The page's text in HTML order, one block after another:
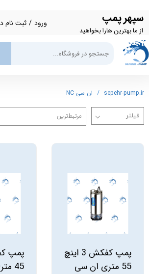
سپهر پمپ
از ما بهترین هارا بخواهید
ورود / ثبت نام
حساب کاربری من
تغییر گذر واژه
سفارشات
خروج از حساب کاربری
sepehr-pump.ir ان سی NC
مرتبط‌ترین
پمپ کفکش 3 اینچ
55 متری ان سی
45